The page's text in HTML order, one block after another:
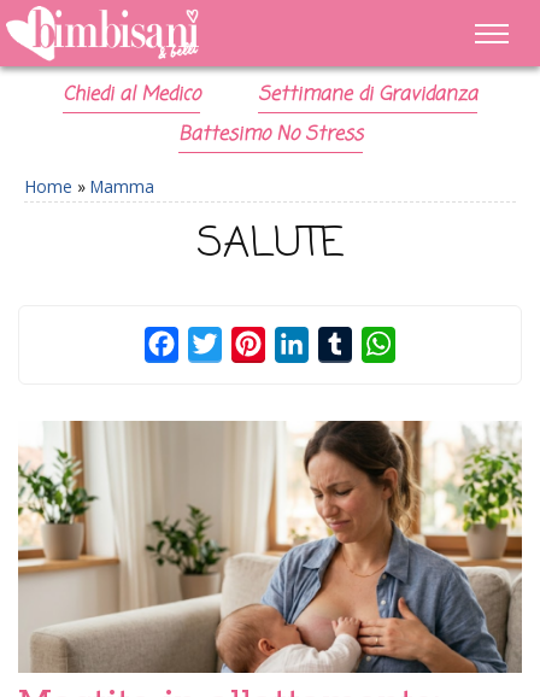
Chiedi al Medico
Settimane di Gravidanza
Battesimo No Stress
Home » Mamma
SALUTE
FacebookTwitterPinterestLinkedInTumblr